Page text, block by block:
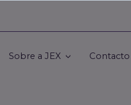
Sobre a JEX Contacto